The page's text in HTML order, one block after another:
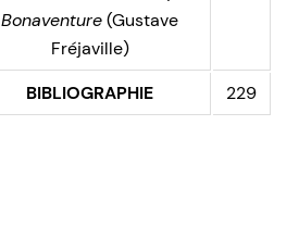
Bonaventure(Gustave
Fréjaville)
BIBLIOGRAPHIE
229